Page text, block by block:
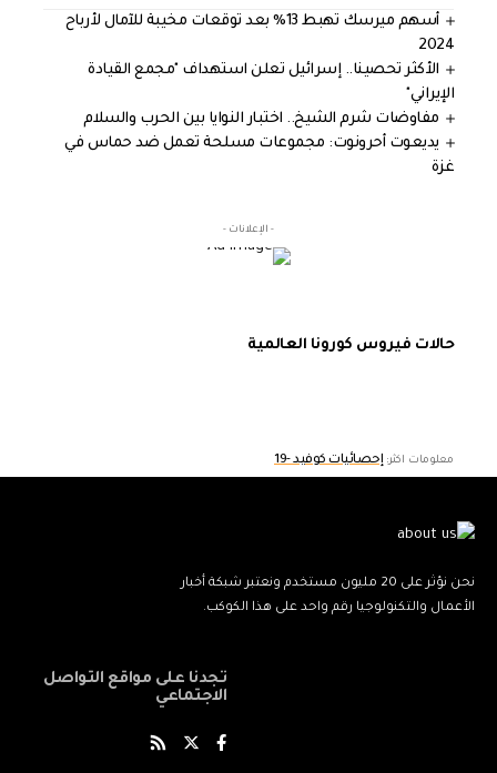
أسهم ميرسك تهبط 13% بعد توقعات مخيبة للآمال لأرباح
2024
الأكثر تحصينا.. إسرائيل تعلن استهداف "مجمع القيادة
الإيراني"
مفاوضات شرم الشيخ.. اختبار النوايا بين الحرب والسلام
يديعوت أحرونوت: مجموعات مسلحة تعمل ضد حماس في
غزة
- الإعلانات -
حالات فيروس كورونا العالمية
معلومات اكثر: إحصائيات كوفيد -19
نحن نؤثر على 20 مليون مستخدم ونعتبر شبكة أخبار
الأعمال والتكنولوجيا رقم واحد على هذا الكوكب.
تجدنا على مواقع التواصل
الاجتماعي